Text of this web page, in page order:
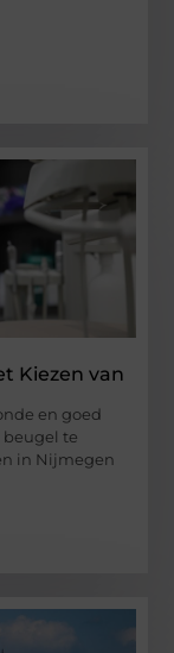
Kiezen van
en goed
beugel te
in Nijmegen